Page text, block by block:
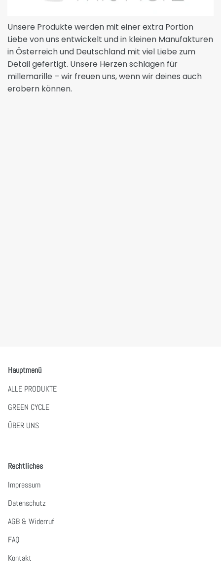
Unsere Produkte werden mit einer extra Portion
Liebe von uns entwickelt und in kleinen Manufakturen
in Österreich und Deutschland mit viel Liebe zum
Detail gefertigt. Unsere Herzen schlagen für
millemarille – wir freuen uns, wenn wir deines auch
erobern können.
Hauptmenü
ALLE PRODUKTE
GREEN CYCLE
ÜBER UNS
Rechtliches
Impressum
Datenschutz
AGB & Widerruf
FAQ
Kontakt